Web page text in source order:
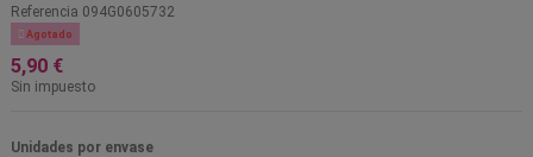
Referencia 094G0605732
 Agotado
5,90 €
Sin impuesto
Unidades por envase